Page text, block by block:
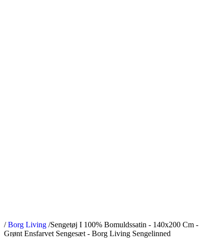
/ Borg Living /Sengetøj I 100% Bomuldssatin - 140x200 Cm -
Grønt Ensfarvet Sengesæt - Borg Living Sengelinned